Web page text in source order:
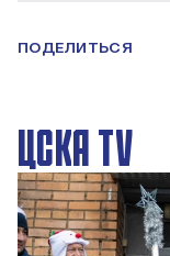
ПОДЕЛИТЬСЯ
ЦСКА TV